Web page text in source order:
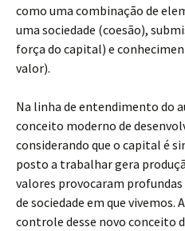
como uma combinação de
uma sociedade (coesão),
força do capital) e
valor).
Na linha de entendimento do
conceito moderno de
considerando que o capital é
posto a trabalhar gera
valores provocaram
de sociedade em que
controle desse novo conceito